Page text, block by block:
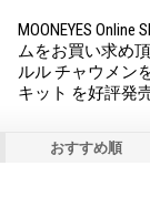
MOONEYES
ムをお買い求め
ルル チャウメン
キット を好評発
おすすめ順